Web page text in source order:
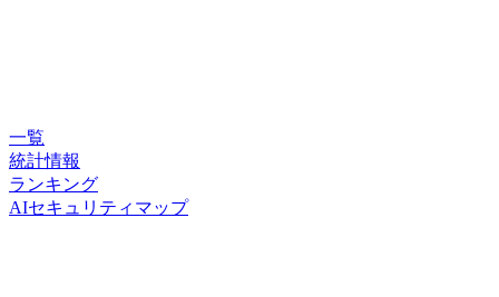
一覧
統計情報
ランキング
AIセキュリティマップ